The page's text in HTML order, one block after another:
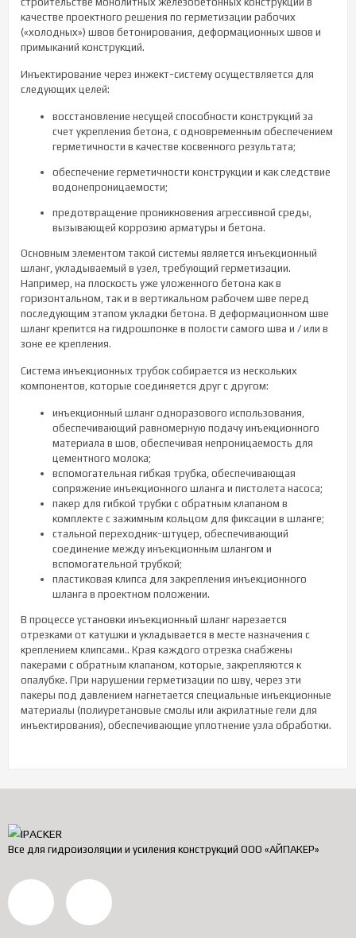
качестве проектного решения по герметизации рабочих
(«холодных») швов бетонирования, деформационных швов и
примыканий конструкций.
Инъектирование через инжект-систему осуществляется для
следующих целей:
восстановление несущей способности конструкций за
счет укрепления бетона, с одновременным обеспечением
герметичности в качестве косвенного результата;
обеспечение герметичности конструкции и как следствие
водонепроницаемости;
предотвращение проникновения агрессивной среды,
вызывающей коррозию арматуры и бетона.
Основным элементом такой системы является инъекционный
шланг, укладываемый в узел, требующий герметизации.
Например, на плоскость уже уложенного бетона как в
горизонтальном, так и в вертикальном рабочем шве перед
последующим этапом укладки бетона. В деформационном шве
шланг крепится на гидрошпонке в полости самого шва и / или в
зоне ее крепления.
Система инъекционных трубок собирается из нескольких
компонентов, которые соединяется друг с другом:
инъекционный шланг одноразового использования,
обеспечивающий равномерную подачу инъекционного
материала в шов, обеспечивая непроницаемость для
цементного молока;
вспомогательная гибкая трубка, обеспечивающая
сопряжение инъекционного шланга и пистолета насоса;
пакер для гибкой трубки с обратным клапаном в
комплекте с зажимным кольцом для фиксации в шланге;
стальной переходник-штуцер, обеспечивающий
соединение между инъекционным шлангом и
вспомогательной трубкой;
пластиковая клипса для закрепления инъекционного
шланга в проектном положении.
В процессе установки инъекционный шланг нарезается
отрезками от катушки и укладывается в месте назначения с
креплением клипсами.. Края каждого отрезка снабжены
пакерами с обратным клапаном, которые, закрепляются к
опалубке. При нарушении герметизации по шву, через эти
пакеры под давлением нагнетается специальные инъекционные
материалы (полиуретановые смолы или акрилатные гели для
инъектирования), обеспечивающие уплотнение узла обработки.
Все для гидроизоляции и усиления конструкций ООО «АЙПАКЕР»